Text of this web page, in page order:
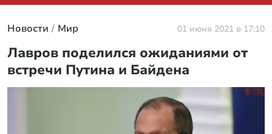
Новости Мир 01 июня 2021 в 17:10
Лавров поделился ожиданиями от
встречи Путина и Байдена